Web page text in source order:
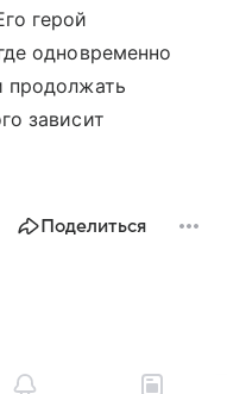
герой
одновременно
продолжать
зависит
Поделиться